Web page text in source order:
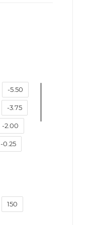
-5.50
-3.75
-2.00
-0.25
150